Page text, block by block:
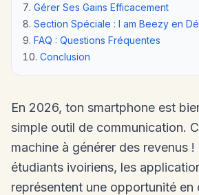
Gérer Ses Gains Efficacement
Section Spéciale : I am Beezy en
FAQ : Questions Fréquentes
Conclusion
En 2026, ton smartphone est
simple outil de communication.
machine à générer des revenus !
étudiants ivoiriens, les
représentent une opportunité en